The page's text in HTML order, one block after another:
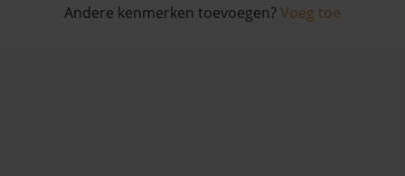
Andere kenmerken toevoegen? Voeg toe